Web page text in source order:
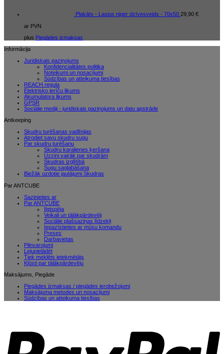
Plakāts - Lasius niger dzīvesveids - 70x50 29,90 €
ar PVN
plus Piegādes izmaksas
Informācija
Juridiskais paziņojums
Konfidencialitātes politika
Noteikumi un nosacījumi
Sūdzības un atteikuma tiesības
REACH regula
Elektrisko ierīču likums
Akumulatora likums
GPSR
Sociālie mediji - juridiskais paziņojums un datu apstrāde
Antkeeping
Skudru turēšanas vadlīnijas
Atrodiet savu skudru sugu
Par skudru turēšanu
Skudru karalienes ķeršana
Uzzini vairāk par skudrām
Skudras izglītībā
Sugu saglabāšana
Biežāk uzdotie jautājumi Skudras
Par ANTCUBE
Sazinieties ar
Par ANTCUBE
Ilgtspēja
Veikali un tālākpārdevēji
Sociālie plašsaziņas līdzekļi
Iepazīstieties ar mūsu komandu
Preses
Darbavietas
Pilnvarojumi
Lejupielādēt
Tiek meklēts ietekmētājs
Kļūsti par tālākpārdevēju
Maksājums, Piegāde
Piegādes izmaksas / piegādes ierobežojumi
Maksājuma metodes un nosacījumi
Sūdzības un atteikuma tiesības